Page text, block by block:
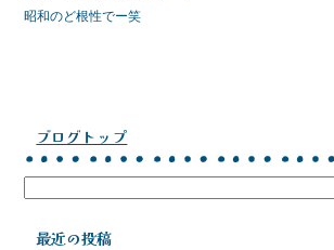
昭和のど根性でー笑
ブログトップ
最近の投稿